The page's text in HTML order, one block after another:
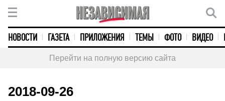
НОВОСТИ ГАЗЕТА ПРИЛОЖЕНИЯ ТЕМЫ ФОТО ВИДЕО
Перейти на полную версию сайта
2018-09-26